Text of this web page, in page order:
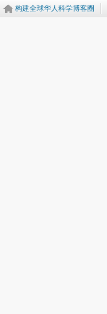
构建全球华人科学博客圈